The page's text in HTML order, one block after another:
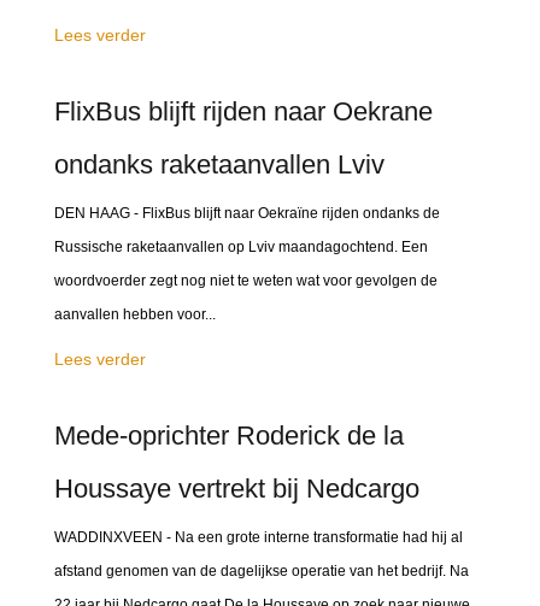
Lees verder
FlixBus blijft rijden naar Oekrane
ondanks raketaanvallen Lviv
DEN HAAG - FlixBus blijft naar Oekraïne rijden ondanks de
Russische raketaanvallen op Lviv maandagochtend. Een
woordvoerder zegt nog niet te weten wat voor gevolgen de
aanvallen hebben voor...
Lees verder
Mede-oprichter Roderick de la
Houssaye vertrekt bij Nedcargo
WADDINXVEEN - Na een grote interne transformatie had hij al
afstand genomen van de dagelijkse operatie van het bedrijf. Na